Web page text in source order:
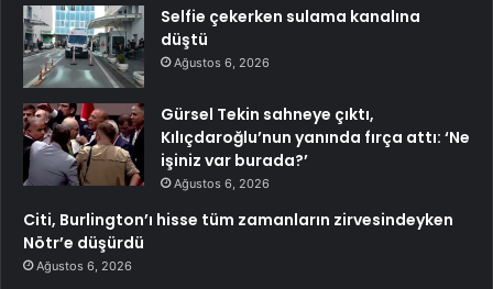
Selfie çekerken sulama kanalına
düştü
Ağustos 6, 2026
Gürsel Tekin sahneye çıktı,
Kılıçdaroğlu’nun yanında fırça attı: ‘Ne
işiniz var burada?’
Ağustos 6, 2026
Citi, Burlington’ı hisse tüm zamanların zirvesindeyken
Nötr’e düşürdü
Ağustos 6, 2026